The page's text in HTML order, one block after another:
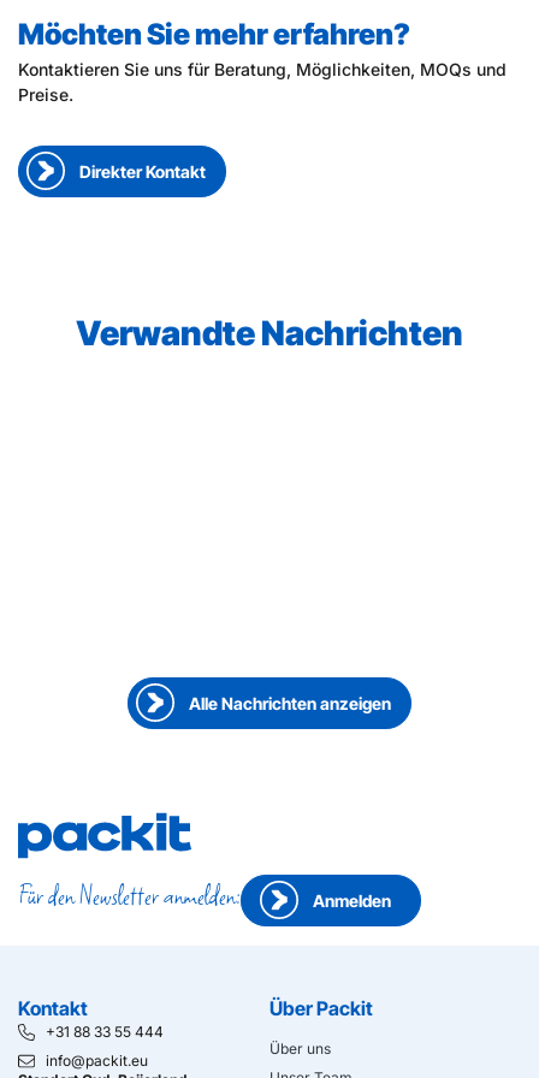
Möchten Sie mehr erfahren?
Kontaktieren Sie uns für Beratung, Möglichkeiten, MOQs und
Preise.
Direkter Kontakt
Verwandte Nachrichten
Alle Nachrichten anzeigen
Für den Newsletter anmelden: Anmelden
Kontakt
+31 88 33 55 444
info@packit.eu
Über Packit
Über uns